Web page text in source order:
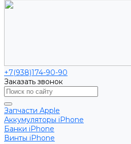
+7(938)174-90-90
Заказать звонок
Запчасти Apple
Аккумуляторы iPhone
Банки iPhone
Винты iPhone